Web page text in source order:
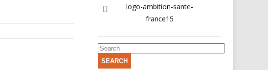
logo-ambition-sante-
france15
SEARCH